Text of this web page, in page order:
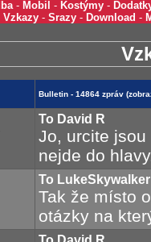
- Mobil - Kostýmy -
Vzkazy - Srazy - Download -
Bulletin - 14864 zpráv
To David R
Jo, urcite
nejde do
To LukeSkywalker
Tak že místo
otázky na